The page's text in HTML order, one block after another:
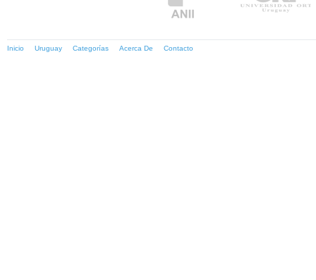
Inicio Uruguay Categorías Acerca De Contacto